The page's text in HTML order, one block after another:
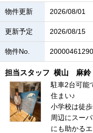
物件更新 2026/08/01
更新予定 2026/08/15
物件No.
担当スタッフ 横山 麻鈴
駐車2台可能
住まい♪
小学校は徒
周辺にスー
にも助かるエ